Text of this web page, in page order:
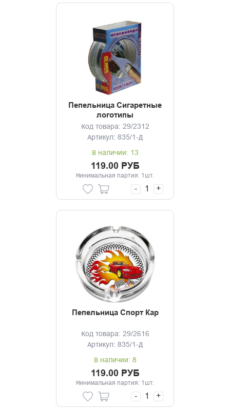
Пепельница Сигаретные
логотипы
Код товара: 29/2312
Артикул: 835/1-Д
В наличии: 13
119.00 РУБ
Минимальная партия: 1шт.
- +
Пепельница Спорт Кар
Код товара: 29/2616
Артикул: 835/1-Д
В наличии: 8
119.00 РУБ
Минимальная партия: 1шт.
- +